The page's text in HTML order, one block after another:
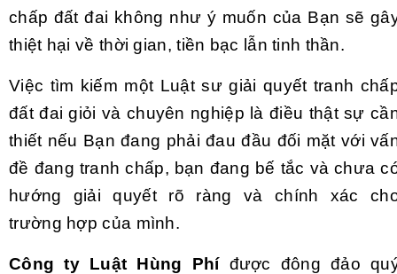
chấp đất đai không như ý muốn của Bạn sẽ
thiệt hại về thời gian, tiền bạc lẫn tinh thần.
Việc tìm kiếm một Luật sư giải quyết tranh
đất đai giỏi và chuyên nghiệp là điều thật sự
thiết nếu Bạn đang phải đau đầu đối mặt với
đề đang tranh chấp, bạn đang bế tắc và chưa
hướng giải quyết rõ ràng và chính xác
trường hợp của mình.
Công ty Luật Hùng Phíđược đông đảo